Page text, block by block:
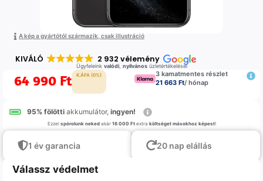
A kép a gyártótól származik, csak illustráció
KIVÁLÓ 2 932 vélemény
Ügyfeleink valódi, nyilvánosüzletértékelései
64 990 Ft K.ÁFA (0%)
3 kamatmentes részlet
21 663 Ft/ hónap
95% fölötti akkumulátor, ingyen!
Ezzel spórolunk nekedakár 16 000 Ftextra költséget másokhoz képest!
1 év garancia 20 nap elállás
Válassz védelmet